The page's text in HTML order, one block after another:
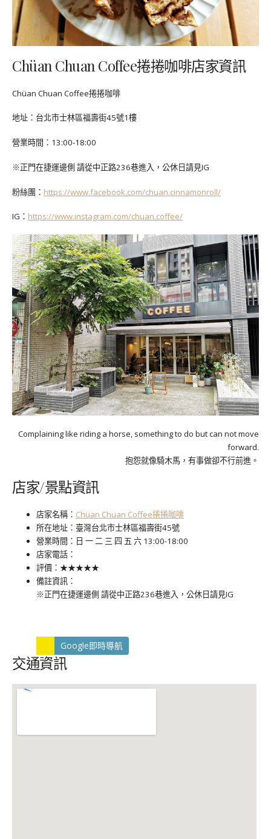
Chüan Chuan Coffee捲捲咖啡店家資訊
Chüan Chuan Coffee捲捲咖啡
地址：台北市士林區福壽街45號1樓
營業時間：13:00-18:00
※正門在捷運邊側 請從中正路236巷進入，公休日請見IG
粉絲團： https://www.facebook.com/chuan.cinnamonroll/
IG： https://www.instagram.com/chuan.coffee/
Complaining like riding a horse, something to do but can not move
forward.
抱怨就像騎木馬，有事做卻不行前進。
店家/景點資訊
店家名稱： Chüan Chuan Coffee捲捲咖啡
所在地址：臺灣台北市士林區福壽街45號
營業時間：日 一 二 三 四 五 六 13:00-18:00
店家電話：
評價：★★★★★
備註資訊：
※正門在捷運邊側 請從中正路236巷進入，公休日請見IG
Google即時導航
交通資訊